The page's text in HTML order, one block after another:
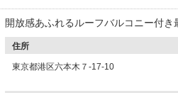
開放感あふれるルーフバルコニー付き
住所
東京都港区六本木７-17-10